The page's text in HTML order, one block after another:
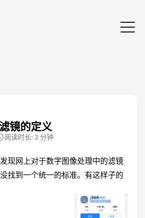
镜的定义
阅读时长: 2 分钟
现网上对于数字图像处理中的滤镜
找到一个统一的标准。有这样子的